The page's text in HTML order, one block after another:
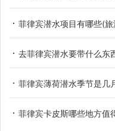
菲律宾潜水项目有哪些(
去菲律宾潜水要带什么东
菲律宾薄荷潜水季节是几
菲律宾卡皮斯哪些地方值